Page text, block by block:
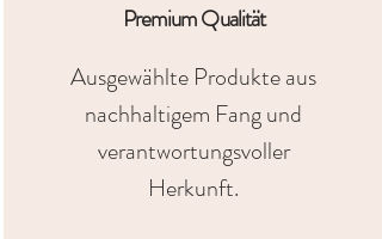
Premium Qualität
Ausgewählte Produkte aus
nachhaltigem Fang und
verantwortungsvoller
Herkunft.